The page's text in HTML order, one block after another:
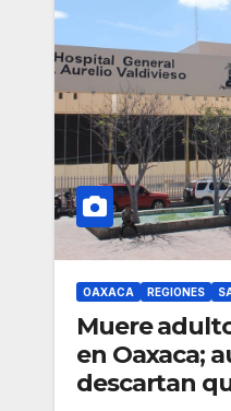
OAXACA REGIONES
Muere
en Oaxaca;
descartan